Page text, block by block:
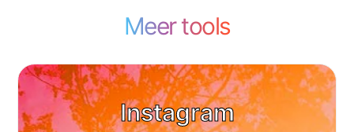
Meer tools
Instagram